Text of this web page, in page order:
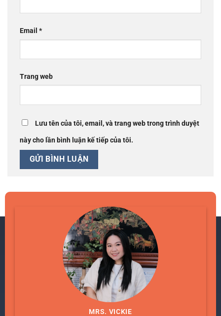
Email *
Trang web
Lưu tên của tôi, email, và trang web trong trình duyệt
này cho lần bình luận kế tiếp của tôi.
MRS. VICKIE